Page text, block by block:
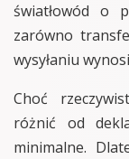
światłowód o
zarówno
wysyłaniu
Choć
różnić od
minimalne.